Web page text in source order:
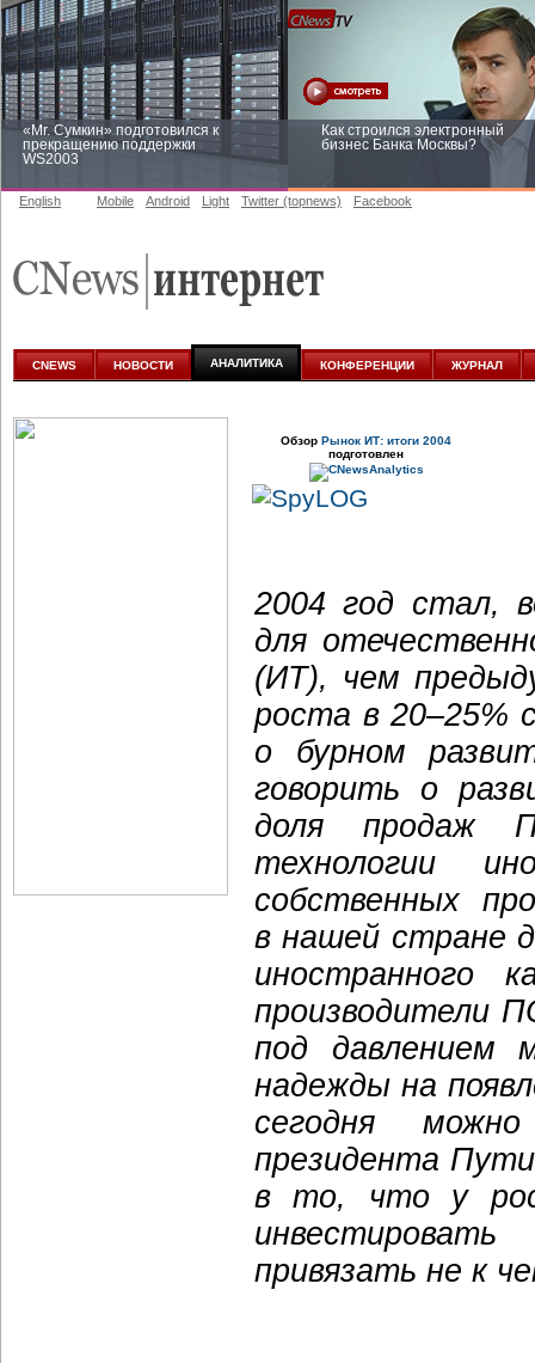
«Mr. Сумкин» подготовился к
прекращению поддержки
WS2003
Как строился электронный
бизнес Банка Москвы?
аналитике
English Mobile Android Light Twitter (topnews) Facebook
CNEWS НОВОСТИ АНАЛИТИКА КОНФЕРЕНЦИИ ЖУРНАЛ
Обзор Рынок ИТ: итоги 2004
подготовлен
2004 год стал,
для
(ИТ), чем
роста в 20–25%
о бурном
говорить о
доля продаж
технологии
собственных
в нашей стране
иностранного
производители
под давлением
надежды на
сегодня
президента
в то, что у
привязать не к